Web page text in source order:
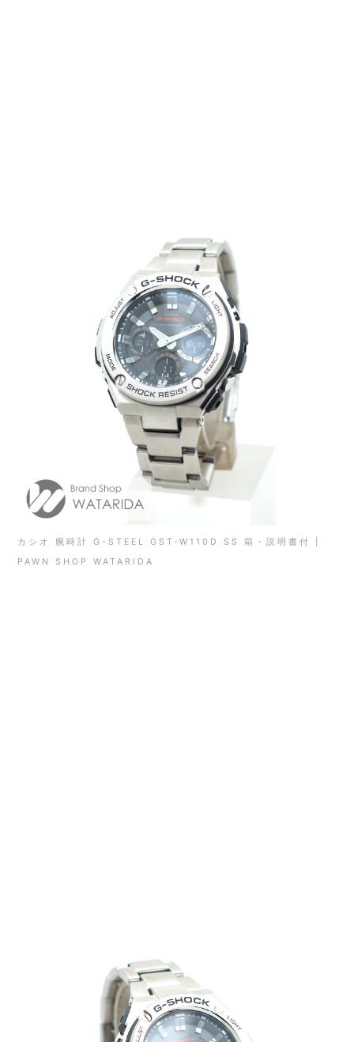
カシオ 腕時計 G-STEEL GST-W110D SS 箱・説明書付 |
PAWN SHOP WATARIDA